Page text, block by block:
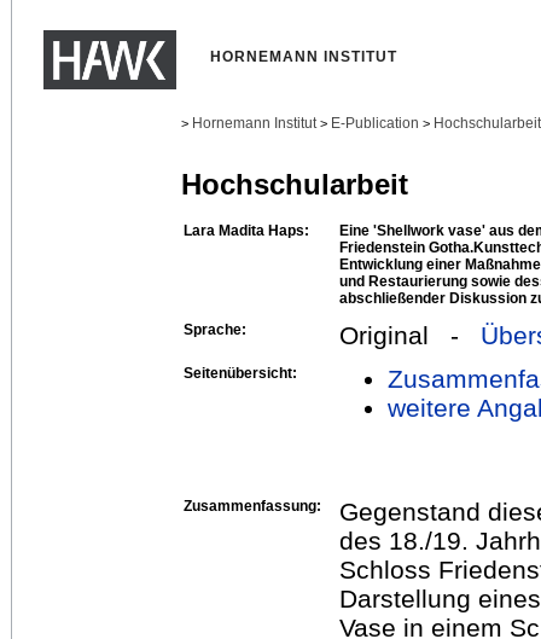
HORNEMANN INSTITUT
> Hornemann Institut > E-Publication >
Hochschularbeit
Lara Madita Haps:
Eine 'Shellwork vase' aus
Friedenstein
Entwicklung einer
und Restaurierung sowie
abschließender Diskussion
Sprache:
Original -
Seitenübersicht:
weitere
Zusammenfassung:
Gegenstand
des 18./19.
Schloss
Darstellung
Vase in einem